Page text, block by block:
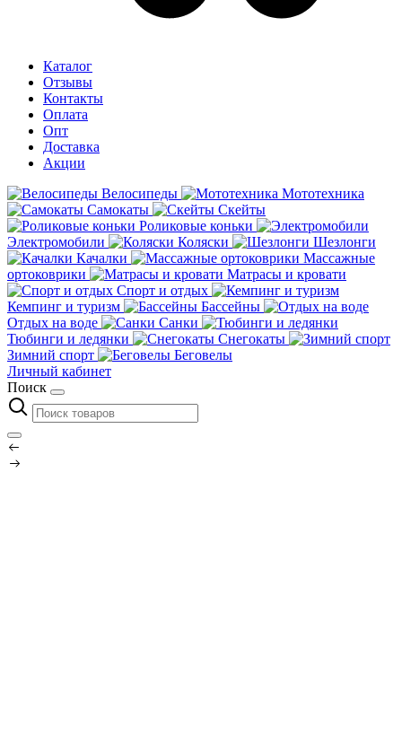
Каталог
Отзывы
Контакты
Оплата
Опт
Доставка
Акции
Велосипеды
Мототехника
Самокаты
Скейты
Роликовые коньки
Электромобили
Коляски
Шезлонги
Качалки
Массажные
ортоковрики
Матрасы и кровати
Спорт и отдых
Кемпинг и туризм
Бассейны
Отдых на воде
Санки
Тюбинги и ледянки
Снегокаты
Зимний спорт
Беговелы
Личный кабинет
Поиск